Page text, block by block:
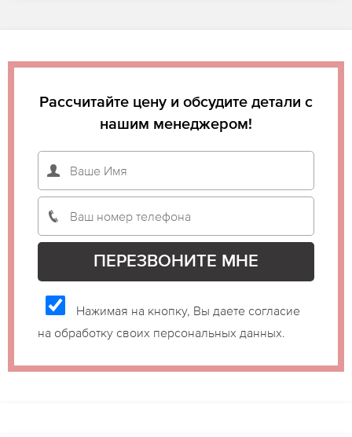
Рассчитайте цену и обсудите детали с
нашим менеджером!
Нажимая на кнопку, Вы даете согласие
на обработку своих персональных данных.